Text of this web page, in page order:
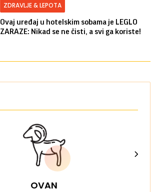
ZDRAVLJE & LEPOTA
Ovaj uređaj u hotelskim sobama je LEGLO
ZARAZE: Nikad se ne čisti, a svi ga koriste!
OVAN